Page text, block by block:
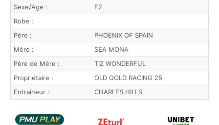
Sexe/Age :
F2
Robe :
Père :
PHOENIX OF SPAIN
Mère :
SEA MONA
Père de Mère :
TIZ WONDERFUL
Propriétaire :
OLD GOLD RACING 25
Entraineur :
CHARLES HILLS